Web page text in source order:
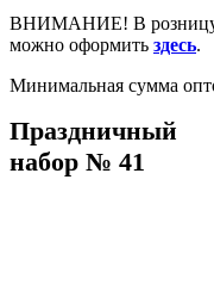
ВНИМАНИЕ! В розницу и
можно оформить здесь.
Минимальная сумма
Праздничный
набор № 41